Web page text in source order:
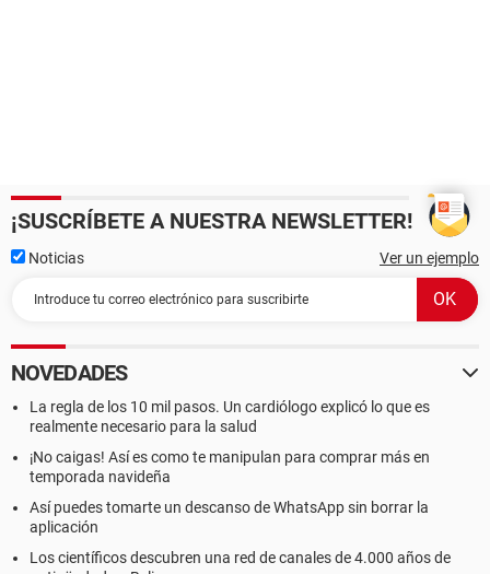
¡SUSCRÍBETE A NUESTRA NEWSLETTER!
Noticias Ver un ejemplo
NOVEDADES
La regla de los 10 mil pasos. Un cardiólogo explicó lo que es
realmente necesario para la salud
¡No caigas! Así es como te manipulan para comprar más en
temporada navideña
Así puedes tomarte un descanso de WhatsApp sin borrar la
aplicación
Los científicos descubren una red de canales de 4.000 años de